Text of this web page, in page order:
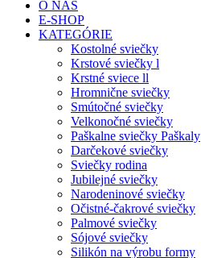
O NÁS
E-SHOP
KATEGÓRIE
Kostolné sviečky
Krstové sviečky l
Krstné sviece ll
Hromnične sviečky
Smútočné sviečky
Velkonočné sviečky
Paškalne sviečky Paškaly
Darčekové sviečky
Sviečky rodina
Jubilejné sviečky
Narodeninové sviečky
Očistné-čakrové sviečky
Palmové sviečky
Sójové sviečky
Silikón na výrobu formy